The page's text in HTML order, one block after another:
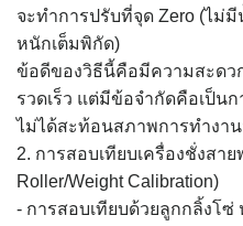
จะทำการปรับที่จุด Zero (ไม่
หนักเต็มพิกัด)
ข้อดีของวิธีนี้คือมีความสะดว
รวดเร็ว แต่มีข้อจำกัดคือเป็น
ไม่ได้สะท้อนสภาพการทำงา
2. การสอบเทียบเครื่องชั่งสา
Roller/Weight Calibration)
- การสอบเทียบด้วยลูกกลิ้งโ